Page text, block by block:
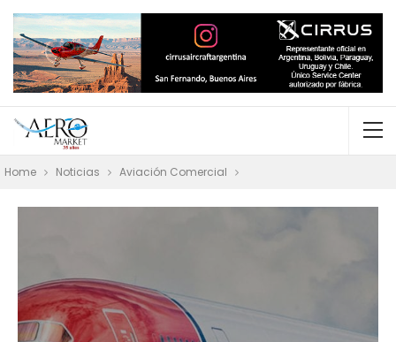
Home Noticias Aviación Comercial